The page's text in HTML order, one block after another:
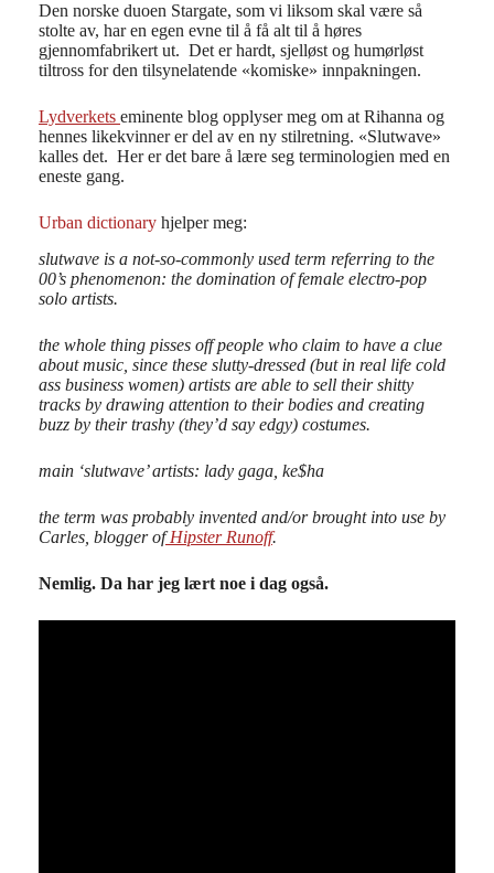
Den norske duoen Stargate, som vi liksom skal være så
stolte av, har en egen evne til å få alt til å høres
gjennomfabrikert ut. Det er hardt, sjelløst og humørløst
tiltross for den tilsynelatende «komiske» innpakningen.
Lydverkets eminente blog opplyser meg om at Rihanna og
hennes likekvinner er del av en ny stilretning. «Slutwave»
kalles det. Her er det bare å lære seg terminologien med en
eneste gang.
Urban dictionary hjelper meg:
slutwave is a not-so-commonly used term referring to the
00’s phenomenon: the domination of female electro-pop
solo artists.
the whole thing pisses off people who claim to have a clue
about music, since these slutty-dressed (but in real life cold
ass business women) artists are able to sell their shitty
tracks by drawing attention to their bodies and creating
buzz by their trashy (they’d say edgy) costumes.
main ‘slutwave’ artists: lady gaga, ke$ha
the term was probably invented and/or brought into use by
Carles, blogger ofHipster Runoff.
Nemlig. Da har jeg lært noe i dag også.